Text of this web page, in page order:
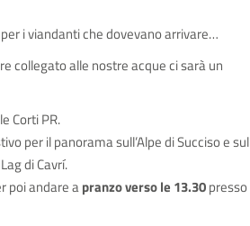
i viandanti che dovevano arrivare…
collegato alle nostre acque ci sarà un
Corti PR.
per il panorama sull’Alpe di Succiso e sul
di Cavrí.
poi andare apranzo verso le 13.30presso